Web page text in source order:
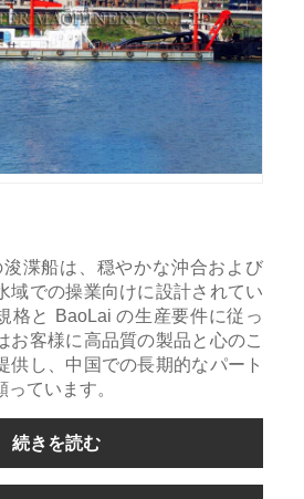
渫船は、穏やかな沖合および
域での操業向けに設計されてい
格と BaoLai の生産要件に従っ
お客様に高品質の製品と心のこ
供し、中国での長期的なパート
ています。
続きを読む